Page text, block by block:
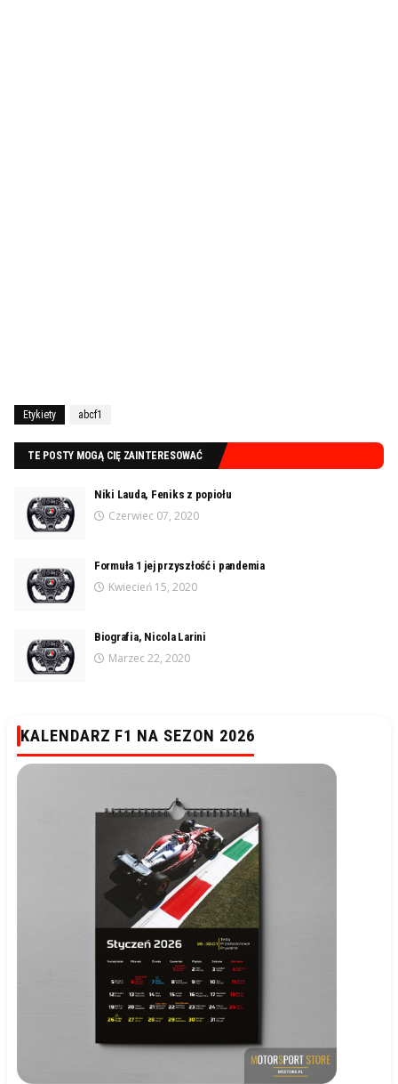
Etykiety abcf1
TE POSTY MOGĄ CIĘ ZAINTERESOWAĆ
Niki Lauda, Feniks z popiołu
Czerwiec 07, 2020
Formuła 1 jej przyszłość i pandemia
Kwiecień 15, 2020
Biografia, Nicola Larini
Marzec 22, 2020
KALENDARZ F1 NA SEZON 2026